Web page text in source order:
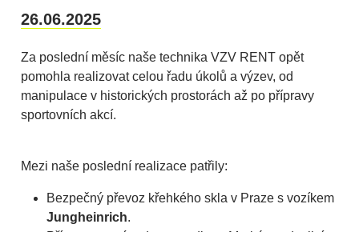
26.06.2025
Za poslední měsíc naše technika VZV RENT opět
pomohla realizovat celou řadu úkolů a výzev, od
manipulace v historických prostorách až po přípravy
sportovních akcí.
Mezi naše poslední realizace patřily:
Bezpečný převoz křehkého skla v Praze s vozíkem
Jungheinrich.